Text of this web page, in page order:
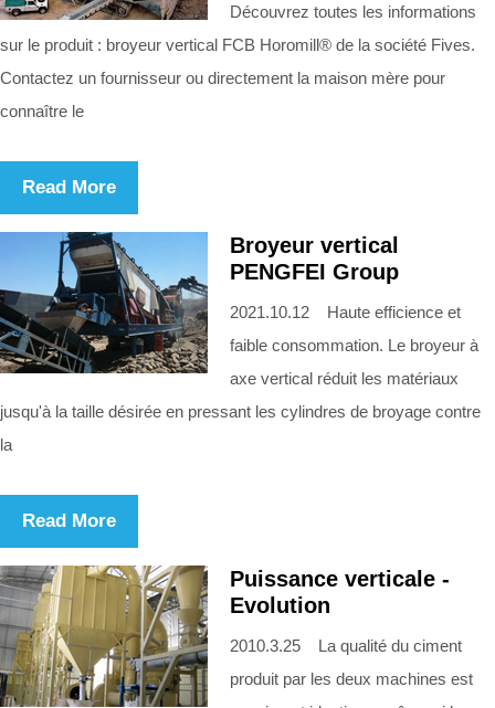
Découvrez toutes les informations
sur le produit : broyeur vertical FCB Horomill® de la société Fives.
Contactez un fournisseur ou directement la maison mère pour
connaître le
Read More
Broyeur vertical
PENGFEI Group
2021.10.12 Haute efficience et
faible consommation. Le broyeur à
axe vertical réduit les matériaux
jusqu'à la taille désirée en pressant les cylindres de broyage contre
la
Read More
Puissance verticale -
Evolution
2010.3.25 La qualité du ciment
produit par les deux machines est